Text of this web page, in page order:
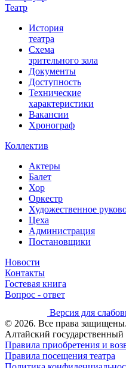
Театр
История
театра
Схема
зрительного зала
Документы
Доступность
Технические
характеристики
Вакансии
Хронограф
Коллектив
Актеры
Балет
Хор
Оркестр
Художественное
Цеха
Администрация
Постановщики
Новости
Контакты
Гостевая книга
Вопрос - ответ
Версия для
© 2026. Все права защищены.
Алтайский
Правила приобретения и
Правила посещения театра